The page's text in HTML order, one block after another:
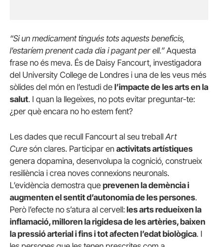
“Si un medicament tingués tots aquests beneficis,
l’estaríem prenent cada dia i pagant per ell.”Aquesta
frase no és meva. És de Daisy Fancourt, investigadora
del University College de Londres i una de les veus més
sòlides del món en l’estudi de l’impacte de les arts en la
salut. I quan la llegeixes, no pots evitar preguntar-te:
¿per què encara no ho estem fent?
Les dades que recull Fancourt al seu treball Art
Cure són clares. Participar en activitats artístiques
genera dopamina, desenvolupa la cognició, construeix
resiliència i crea noves connexions neuronals.
L’evidència demostra que prevenen la demència i
augmenten el sentit d’autonomia de les persones.
Però l’efecte no s’atura al cervell: les arts redueixen la
inflamació, milloren la rigidesa de les artèries, baixen
la pressió arterial i fins i tot afecten l’edat biològica. I